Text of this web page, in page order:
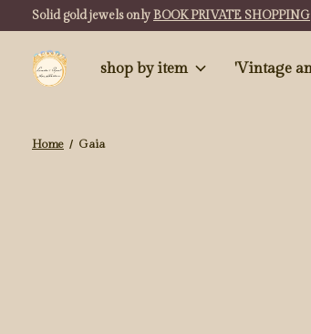
Solid gold jewels onlyBOOK PRIVATE SHOPPING
shop by item
Home / Gaia